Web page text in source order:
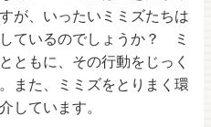
が、いったいミミズたちは
ているのでしょうか？ ミ
ともに、その行動をじっく
また、ミミズをとりまく環
しています。